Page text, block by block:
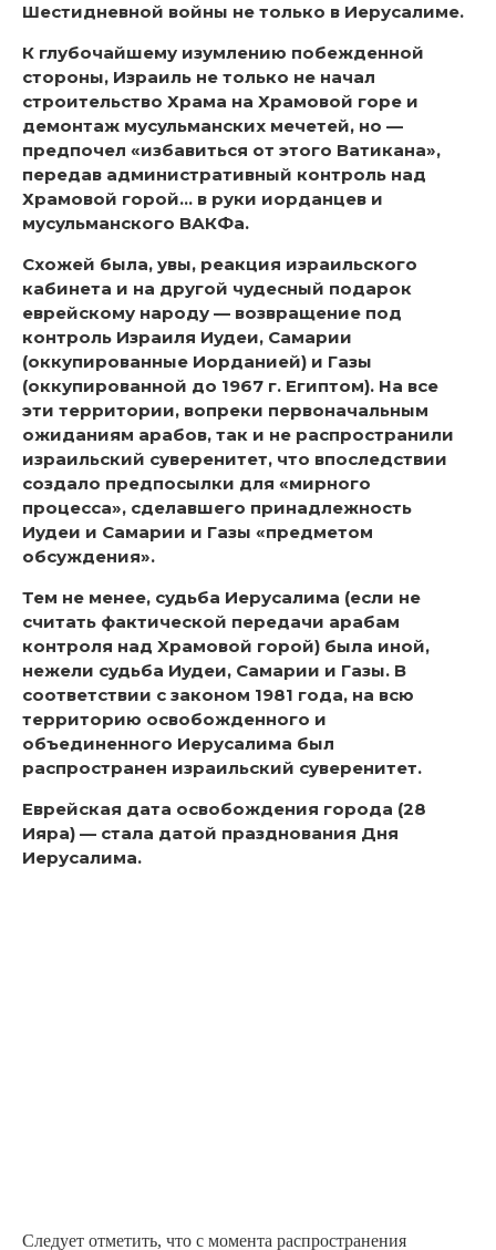
Шестидневной войны не только в Иерусалиме.
К глубочайшему изумлению побежденной
стороны, Израиль не только не начал
строительство Храма на Храмовой горе и
демонтаж мусульманских мечетей, но —
предпочел «избавиться от этого Ватикана»,
передав административный контроль над
Храмовой горой… в руки иорданцев и
мусульманского ВАКФа.
Схожей была, увы, реакция израильского
кабинета и на другой чудесный подарок
еврейскому народу — возвращение под
контроль Израиля Иудеи, Самарии
(оккупированные Иорданией) и Газы
(оккупированной до 1967 г. Египтом). На все
эти территории, вопреки первоначальным
ожиданиям арабов, так и не распространили
израильский суверенитет, что впоследствии
создало предпосылки для «мирного
процесса», сделавшего принадлежность
Иудеи и Самарии и Газы «предметом
обсуждения».
Тем не менее, судьба Иерусалима (если не
считать фактической передачи арабам
контроля над Храмовой горой) была иной,
нежели судьба Иудеи, Самарии и Газы. В
соответствии с законом 1981 года, на всю
территорию освобожденного и
объединенного Иерусалима был
распространен израильский суверенитет.
Еврейская дата освобождения города (28
Ияра) — стала датой празднования Дня
Иерусалима.
Следует отметить, что с момента распространения